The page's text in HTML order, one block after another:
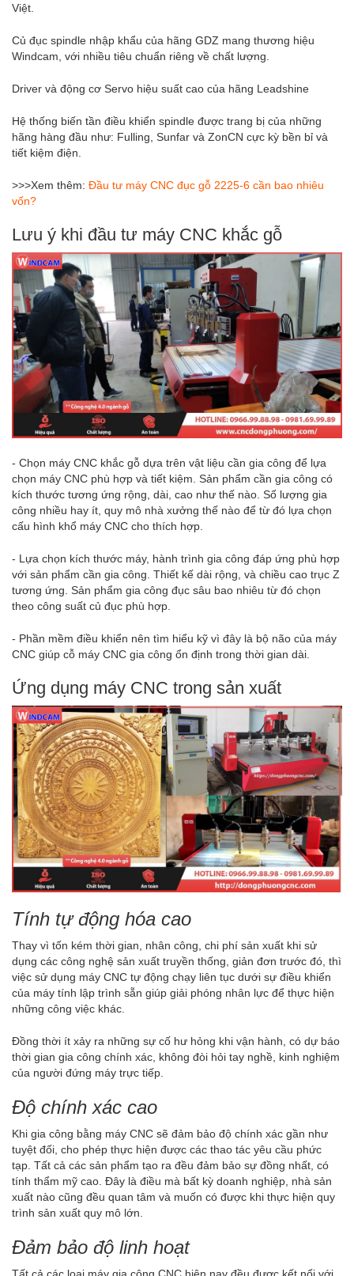
Việt.
Củ đục spindle nhập khẩu của hãng GDZ mang thương hiệu
Windcam, với nhiều tiêu chuẩn riêng về chất lượng.
Driver và động cơ Servo hiệu suất cao của hãng Leadshine
Hệ thống biến tần điều khiển spindle được trang bị của những
hãng hàng đầu như: Fulling, Sunfar và ZonCN cực kỳ bền bỉ và
tiết kiệm điện.
>>>Xem thêm: Đầu tư máy CNC đục gỗ 2225-6 cần bao nhiêu
vốn?
Lưu ý khi đầu tư máy CNC khắc gỗ
- Chọn máy CNC khắc gỗ dựa trên vật liệu cần gia công để lựa
chọn máy CNC phù hợp và tiết kiệm. Sản phẩm cần gia công có
kích thước tương ứng rộng, dài, cao như thế nào. Số lượng gia
công nhiều hay ít, quy mô nhà xưởng thế nào để từ đó lựa chọn
cấu hình khổ máy CNC cho thích hợp.
- Lựa chọn kích thước máy, hành trình gia công đáp ứng phù hợp
với sản phẩm cần gia công. Thiết kế dài rộng, và chiều cao trục Z
tương ứng. Sản phẩm gia công đục sâu bao nhiêu từ đó chọn
theo công suất củ đục phù hợp.
- Phần mềm điều khiển nên tìm hiểu kỹ vì đây là bộ não của máy
CNC giúp cỗ máy CNC gia công ổn định trong thời gian dài.
Ứng dụng máy CNC trong sản xuất
Tính tự động hóa cao
Thay vì tốn kém thời gian, nhân công, chi phí sản xuất khi sử
dụng các công nghệ sản xuất truyền thống, giản đơn trước đó, thì
việc sử dụng máy CNC tự động chạy liên tục dưới sự điều khiển
của máy tính lập trình sẵn giúp giải phóng nhân lực để thực hiện
những công việc khác.
Đồng thời ít xảy ra những sự cố hư hỏng khi vận hành, có dự báo
thời gian gia công chính xác, không đòi hỏi tay nghề, kinh nghiệm
của người đứng máy trực tiếp.
Độ chính xác cao
Khi gia công bằng máy CNC sẽ đảm bảo độ chính xác gần như
tuyệt đối, cho phép thực hiện được các thao tác yêu cầu phức
tạp. Tất cả các sản phẩm tạo ra đều đảm bảo sự đồng nhất, có
tính thẩm mỹ cao. Đây là điều mà bất kỳ doanh nghiệp, nhà sản
xuất nào cũng đều quan tâm và muốn có được khi thực hiện quy
trình sản xuất quy mô lớn.
Đảm bảo độ linh hoạt
Tất cả các loại máy gia công CNC hiện nay đều được kết nối với